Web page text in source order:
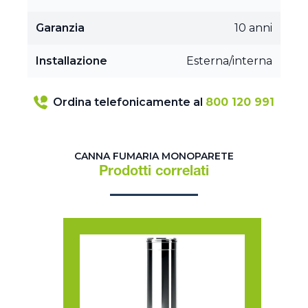
Garanzia 10 anni
Installazione Esterna/interna
Ordina telefonicamente al 800 120 991
CANNA FUMARIA MONOPARETE
Prodotti correlati